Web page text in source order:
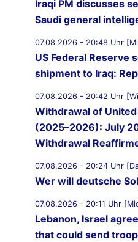
Iraqi PM discusses
Saudi general
07.08.2026 - 20:48 Uhr
US Federal Reserve
shipment to Iraq:
07.08.2026 - 20:42 Uhr
Withdrawal of
(2025–2026): July
Withdrawal
07.08.2026 - 20:24 Uhr
Wer will deutsche
07.08.2026 - 20:11 Uhr
Lebanon, Israel
that could send